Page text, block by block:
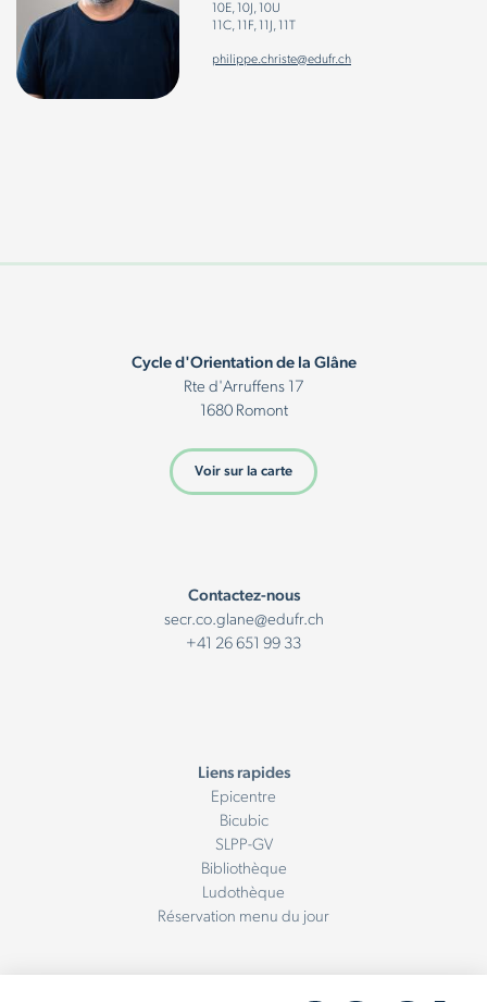
10E, 10J, 10U
11C, 11F, 11J, 11T
philippe.christe@edufr.ch
Cycle d'Orientation de la Glâne
Rte d'Arruffens 17
1680 Romont
Voir sur la carte
Contactez-nous
secr.co.glane@edufr.ch
+41 26 651 99 33
Liens rapides
Epicentre
Bicubic
SLPP-GV
Bibliothèque
Ludothèque
Réservation menu du jour